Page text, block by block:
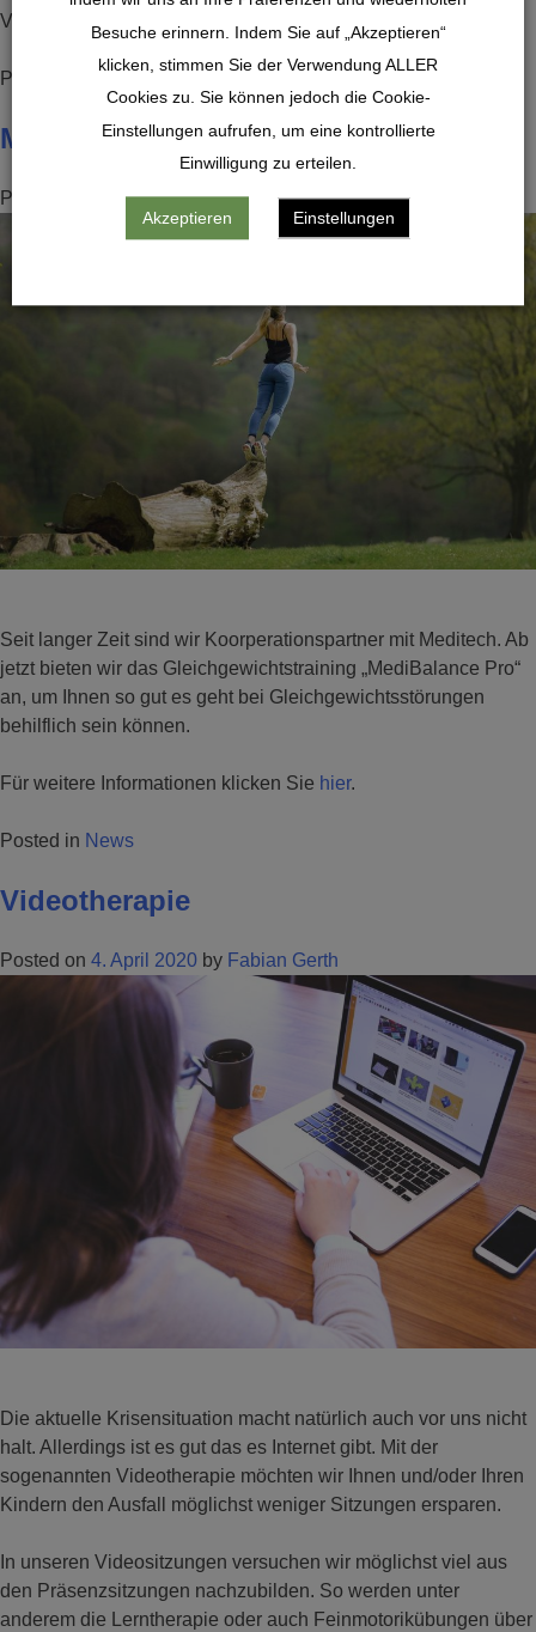
Vorschriften umzusetzen.
Posted in
MediBalance Pro
Posted on 14. April 2020byFabian Gerth
Seit langer Zeit sind wir Koorperationspartner mit Meditech. Ab
jetzt bieten wir das Gleichgewichtstraining „MediBalance Pro“
an, um Ihnen so gut es geht bei Gleichgewichtsstörungen
behilflich sein können.
Für weitere Informationen klicken Sie hier.
Posted in News
Videotherapie
Posted on 4. April 2020 by Fabian Gerth
Die aktuelle Krisensituation macht natürlich auch vor uns nicht
halt. Allerdings ist es gut das es Internet gibt. Mit der
sogenannten Videotherapie möchten wir Ihnen und/oder Ihren
Kindern den Ausfall möglichst weniger Sitzungen ersparen.
In unseren Videositzungen versuchen wir möglichst viel aus
den Präsenzsitzungen nachzubilden. So werden unter
anderem die Lerntherapie oder auch Feinmotorikübungen über
Besuche erinnern. Indem Sie auf „Akzeptieren“
klicken, stimmen Sie der Verwendung ALLER
Cookies zu. Sie können jedoch die Cookie-
Einstellungen aufrufen, um eine kontrollierte
Einwilligung zu erteilen.
Akzeptieren Einstellungen